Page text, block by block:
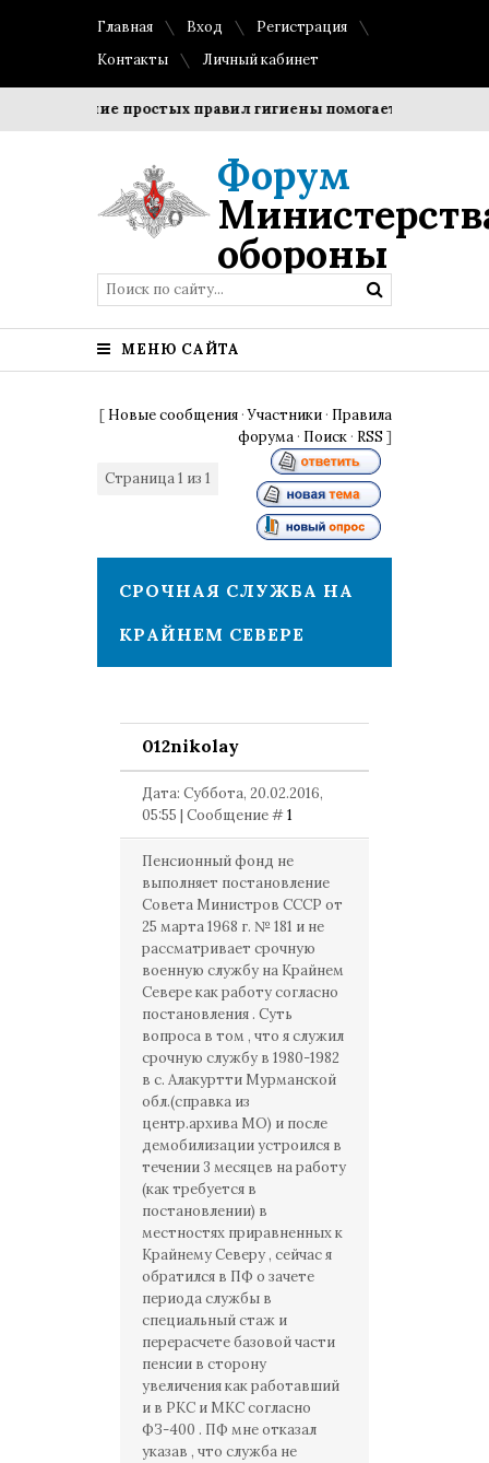
Главная Вход
Регистрация
Контакты
Личный кабинет
Соблюдение простых правил гигиены помогает сохранить
Форум
обороны
МЕНЮ САЙТА
[ Новые сообщения ·Участники · Правила
форума · Поиск · RSS ]
Страница1 из 1
СРОЧНАЯ СЛУЖБА НА
КРАЙНЕМ СЕВЕРЕ
012nikolay
Дата: Суббота, 20.02.2016,
05:55 | Сообщение #1
Пенсионный фонд не
выполняет постановление
Совета Министров СССР от
25 марта 1968 г. № 181 и не
рассматривает срочную
военную службу на Крайнем
Севере как работу согласно
постановления . Суть
вопроса в том , что я служил
срочную службу в 1980-1982
в с. Алакуртти Мурманской
обл.(справка из
центр.архива МО) и после
демобилизации устроился в
течении 3 месяцев на работу
(как требуется в
постановлении) в
местностях приравненных к
Крайнему Северу , сейчас я
обратился в ПФ о зачете
периода службы в
специальный стаж и
перерасчете базовой части
пенсии в сторону
увеличения как работавший
и в РКС и МКС согласно
ФЗ-400 . ПФ мне отказал
указав , что служба не